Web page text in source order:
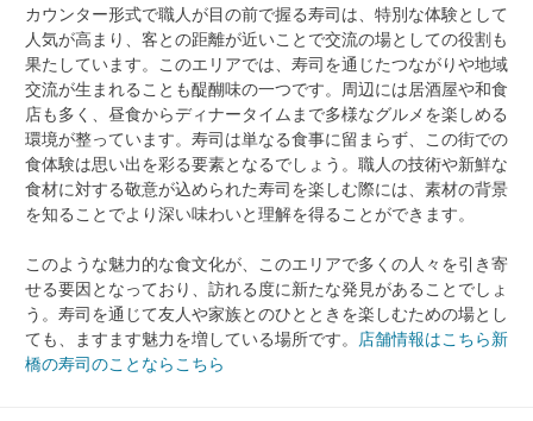
カウンター形式で職人が目の前で握る寿司は、特別な体験として
人気が高まり、客との距離が近いことで交流の場としての役割も
果たしています。このエリアでは、寿司を通じたつながりや地域
交流が生まれることも醍醐味の一つです。周辺には居酒屋や和食
店も多く、昼食からディナータイムまで多様なグルメを楽しめる
環境が整っています。寿司は単なる食事に留まらず、この街での
食体験は思い出を彩る要素となるでしょう。職人の技術や新鮮な
食材に対する敬意が込められた寿司を楽しむ際には、素材の背景
を知ることでより深い味わいと理解を得ることができます。
このような魅力的な食文化が、このエリアで多くの人々を引き寄
せる要因となっており、訪れる度に新たな発見があることでしょ
う。寿司を通じて友人や家族とのひとときを楽しむための場とし
ても、ますます魅力を増している場所です。 店舗情報はこちら新
橋の寿司のことならこちら